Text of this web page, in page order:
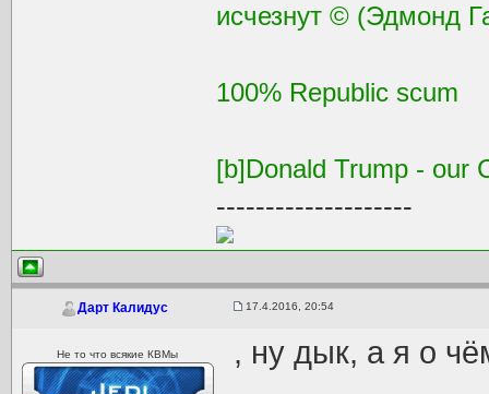
исчезнут © (Эдмонд
100% Republic scum
[b]Donald Trump - our
--------------------
Дарт Калидус 17.4.2016, 20:54
Не то что всякие КВМы , ну дык, а я о